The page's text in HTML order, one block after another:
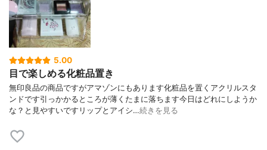
5.00
目で楽しめる化粧品置き
無印良品の商品ですがアマゾンにもあります化粧品を置くアクリルスタ
ンドです引っかかるところが薄くたまに落ちます今日はどれにしようか
な？と見やすいですリップとアイシ…続きを見る